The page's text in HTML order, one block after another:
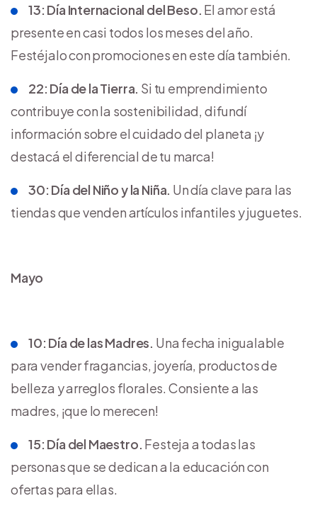
13: Día Internacional del Beso. El amor está
presente en casi todos los meses del año.
Festéjalo con promociones en este día también.
22: Día de la Tierra. Si tu emprendimiento
contribuye con la sostenibilidad, difundí
información sobre el cuidado del planeta ¡y
destacá el diferencial de tu marca!
30: Día del Niño y la Niña. Un día clave para las
tiendas que venden artículos infantiles y juguetes.
Mayo
10: Día de las Madres. Una fecha inigualable
para vender fragancias, joyería, productos de
belleza y arreglos florales. Consiente a las
madres, ¡que lo merecen!
15: Día del Maestro. Festeja a todas las
personas que se dedican a la educación con
ofertas para ellas.